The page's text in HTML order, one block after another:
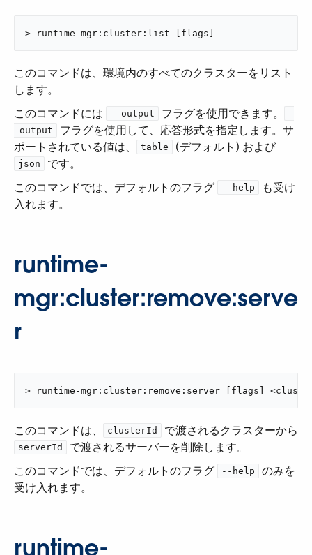
> runtime-mgr:cluster:list [flags]
このコマンドは、環境内のすべてのクラスターをリスト
します。
このコマンドには ​
--output ​ フラグを使用できます。​
-
-output
​ フラグを使用して、応答形式を指定します。サ
ポートされている値は、​
table ​ (デフォルト) および ​
json
​ です。
このコマンドでは、デフォルトのフラグ ​
--help
​ も受け
入れます。
runtime-
mgr:cluster:remove:serve
r
> runtime-mgr:cluster:remove:server [flags]
このコマンドは、​ clusterId
​ で渡されるクラスターから
serverId
​ で渡されるサーバーを削除します。
このコマンドでは、デフォルトのフラグ ​
--help
​ のみを
受け入れます。
runtime-